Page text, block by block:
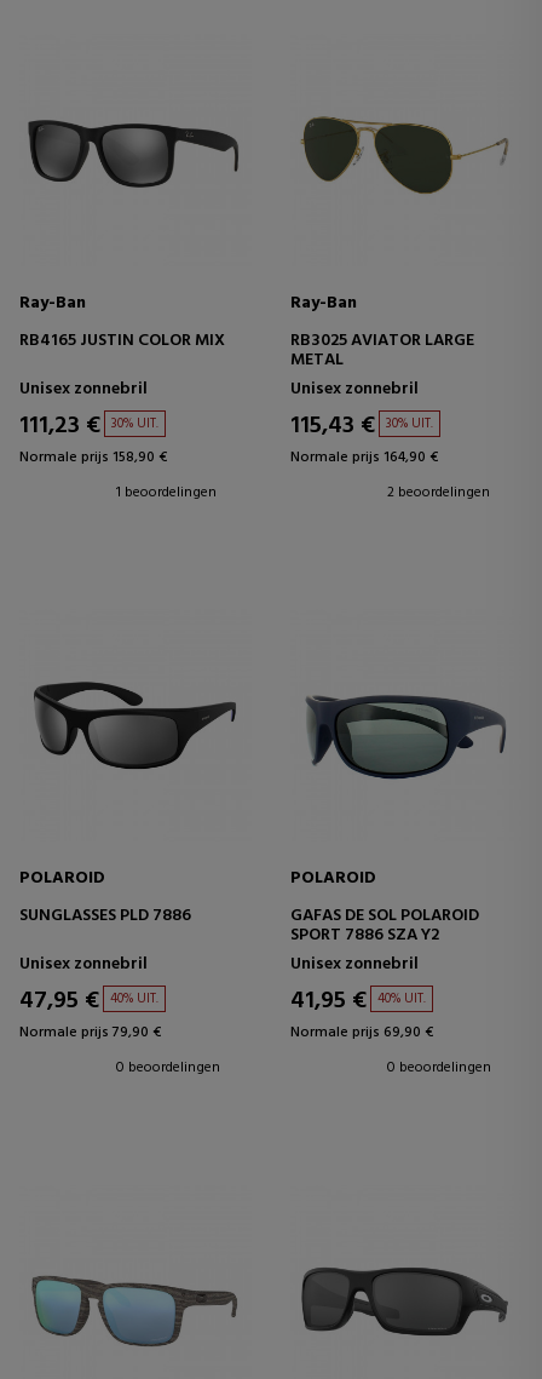
Ray-Ban
RB4165 JUSTIN COLOR MIX
Unisex zonnebril
111,23 € 30% UIT.
Normale prijs 158,90 €
1 beoordelingen
Ray-Ban
RB3025 AVIATOR LARGE
METAL
Unisex zonnebril
115,43 € 30% UIT.
Normale prijs 164,90 €
2 beoordelingen
POLAROID
SUNGLASSES PLD 7886
Unisex zonnebril
47,95 € 40% UIT.
Normale prijs 79,90 €
0 beoordelingen
POLAROID
GAFAS DE SOL POLAROID
SPORT 7886 SZA Y2
Unisex zonnebril
41,95 € 40% UIT.
Normale prijs 69,90 €
0 beoordelingen